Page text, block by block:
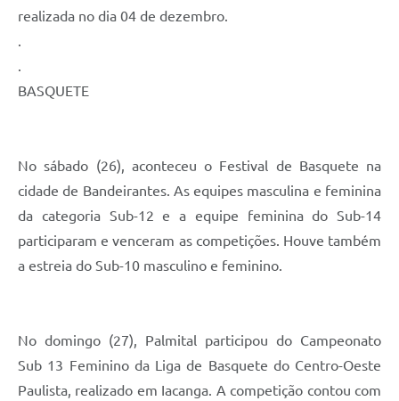
realizada no dia 04 de dezembro.
BASQUETE
No sábado (26), aconteceu o Festival de Basquete na
cidade de Bandeirantes. As equipes masculina e feminina
da categoria Sub-12 e a equipe feminina do Sub-14
participaram e venceram as competições. Houve também
a estreia do Sub-10 masculino e feminino.
No domingo (27), Palmital participou do Campeonato
Sub 13 Feminino da Liga de Basquete do Centro-Oeste
Paulista, realizado em Iacanga. A competição contou com